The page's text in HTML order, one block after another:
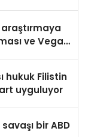
ve Vegan
hukuk Filistin
uyguluyor
bir ABD